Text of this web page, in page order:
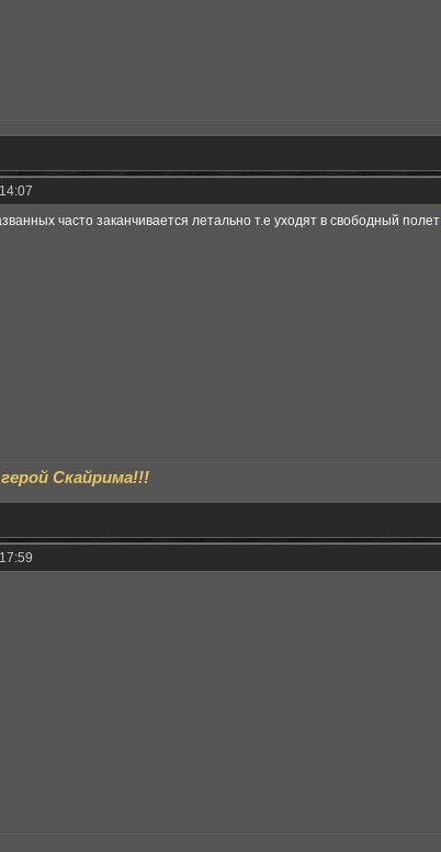
часто заканчивается летально т.е уходят в свободный полет
Скайрима!!!